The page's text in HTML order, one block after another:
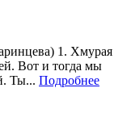
1. Хмурая
Вот и тогда мы
Ты... Подробнее